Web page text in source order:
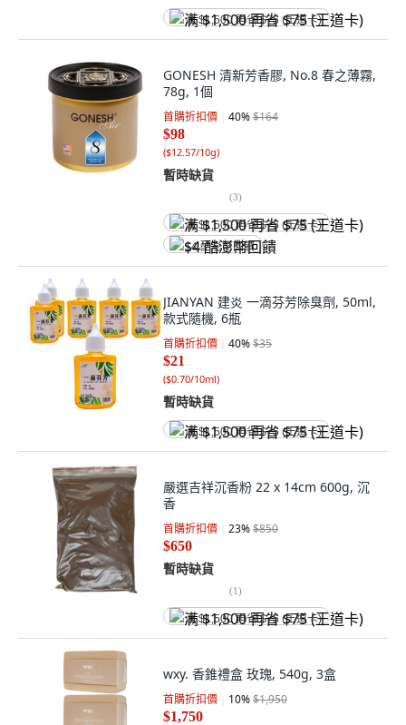
满 $1,500 再省 $75 (王道卡)
GONESH 清新芳香膠, No.8 春之薄霧,
78g, 1個
首購折扣價 40%$164
$98
($12.57/10g)
暫時缺貨
(3)
满 $1,500 再省 $75 (王道卡)
$4 酷澎幣回饋
JIANYAN 建炎 一滴芬芳除臭劑, 50ml,
款式隨機, 6瓶
首購折扣價 40%$35
$21
($0.70/10ml)
暫時缺貨
满 $1,500 再省 $75 (王道卡)
嚴選吉祥沉香粉 22 x 14cm 600g, 沉
香
首購折扣價 23%$850
$650
暫時缺貨
(1)
满 $1,500 再省 $75 (王道卡)
wxy. 香錐禮盒 玫瑰, 540g, 3盒
首購折扣價 10%$1,950
$1,750